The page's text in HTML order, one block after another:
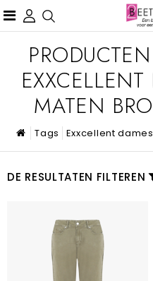
MATEN
Tags Exxcellent
DE RESULTATEN FILTEREN